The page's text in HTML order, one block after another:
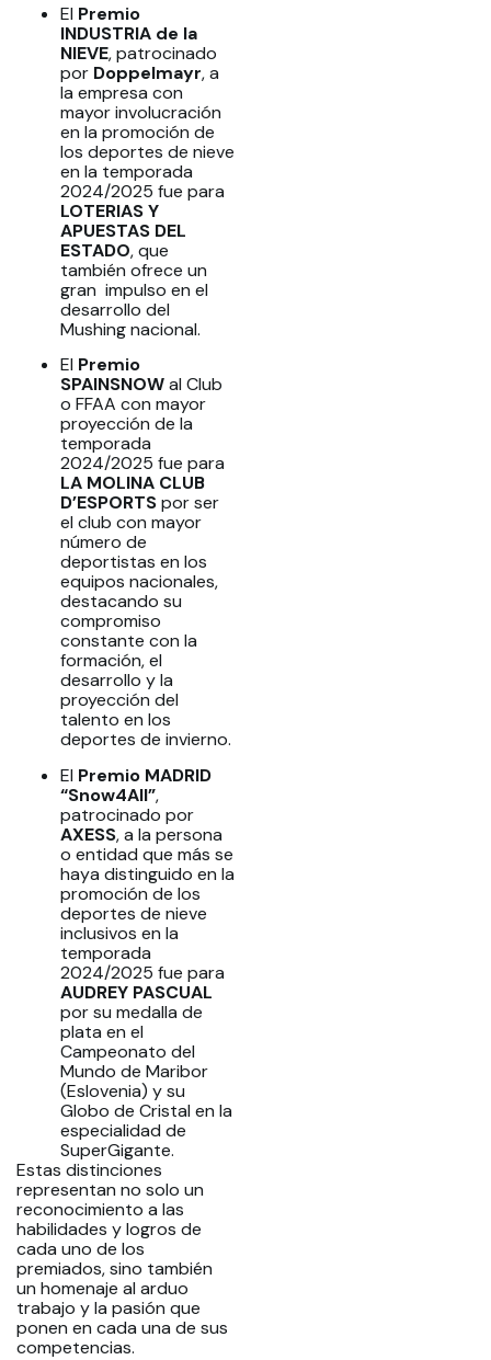
El Premio
INDUSTRIA de la
NIEVE, patrocinado
por Doppelmayr, a
la empresa con
mayor involucración
en la promoción de
los deportes de nieve
en la temporada
2024/2025 fue para
LOTERIAS Y
APUESTAS DEL
ESTADO, que
también ofrece un
gran impulso en el
desarrollo del
Mushing nacional.
El Premio
SPAINSNOWal Club
o FFAA con mayor
proyección de la
temporada
2024/2025 fue para
LA MOLINA CLUB
D’ESPORTSpor ser
el club con mayor
número de
deportistas en los
equipos nacionales,
destacando su
compromiso
constante con la
formación, el
desarrollo y la
proyección del
talento en los
deportes de invierno.
El Premio MADRID
“Snow4All”,
patrocinado por
AXESS, a la persona
o entidad que más se
haya distinguido en la
promoción de los
deportes de nieve
inclusivos en la
temporada
2024/2025 fue para
AUDREY PASCUAL
por su medalla de
plata en el
Campeonato del
Mundo de Maribor
(Eslovenia) y su
Globo de Cristal en la
especialidad de
SuperGigante.
Estas distinciones
representan no solo un
reconocimiento a las
habilidades y logros de
cada uno de los
premiados, sino también
un homenaje al arduo
trabajo y la pasión que
ponen en cada una de sus
competencias.